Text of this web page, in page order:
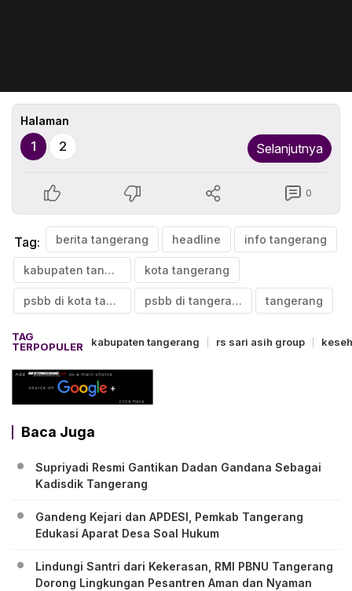
Halaman
1 2 Selanjutnya
0
Tag: berita tangerang headline info tangerang
kabupaten tangerang kota tangerang
psbb di kota tangerang psbb di tangerang tangerang
TAG
TERPOPULER
kabupaten tangerang rs sari asih group
Baca Juga
Supriyadi Resmi Gantikan Dadan Gandana Sebagai
Kadisdik Tangerang
Gandeng Kejari dan APDESI, Pemkab Tangerang
Edukasi Aparat Desa Soal Hukum
Lindungi Santri dari Kekerasan, RMI PBNU Tangerang
Dorong Lingkungan Pesantren Aman dan Nyaman